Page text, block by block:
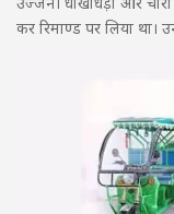
कर रिमाण्ड पर लिया था।